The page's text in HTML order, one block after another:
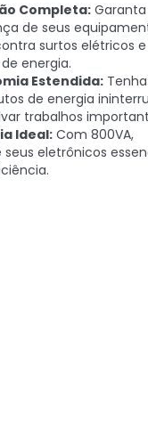
Completa:
de seus
surtos elétricos e
energia.
Estendida:
de energia
trabalhos
Ideal: Com 800VA,
eletrônicos